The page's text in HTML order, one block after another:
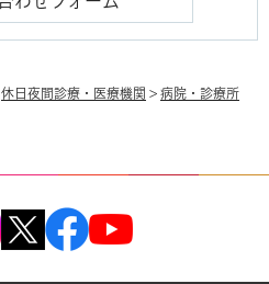
休日夜間診療・医療機関 > 病院・診療所